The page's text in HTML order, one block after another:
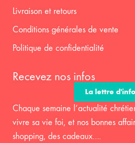
Livraison et retours
Conditions générales de vente
Politique de confidentialité
Recevez nos infos
La lettre
Chaque semaine l’actualité
vivre sa vie foi, et nos bonnes
shopping, des cadeaux….